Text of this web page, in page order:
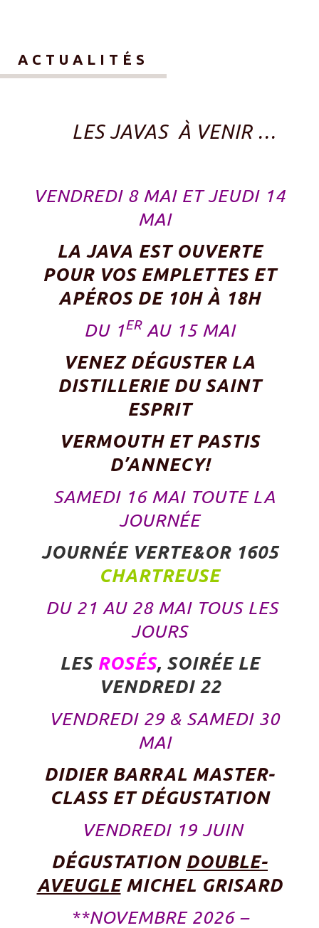
ACTUALITÉS
LES JAVAS À VENIR …
VENDREDI 8 MAI ET JEUDI 14
MAI
LA JAVA EST OUVERTE
POUR VOS EMPLETTES ET
APÉROS DE 10H À 18H
DU 1ERAU 15 MAI
VENEZ DÉGUSTER LA
DISTILLERIE DU SAINT
ESPRIT
VERMOUTH ET PASTIS
D’ANNECY!
SAMEDI 16 MAI TOUTE LA
JOURNÉE
JOURNÉE VERTE&OR 1605
CHARTREUSE
DU 21 AU 28 MAI TOUS LES
JOURS
LES ROSÉS, SOIRÉE LE
VENDREDI 22
VENDREDI 29 & SAMEDI 30
MAI
DIDIER BARRAL MASTER-
CLASS ET DÉGUSTATION
VENDREDI 19 JUIN
DÉGUSTATION DOUBLE-
AVEUGLEMICHEL GRISARD
**NOVEMBRE 2026 –